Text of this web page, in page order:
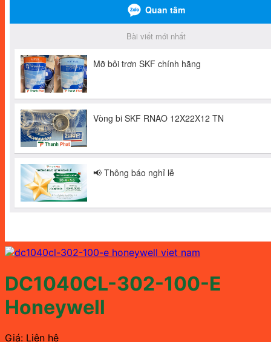
DC1040CL-302-100-E
Honeywell
Giá: Liên hệ